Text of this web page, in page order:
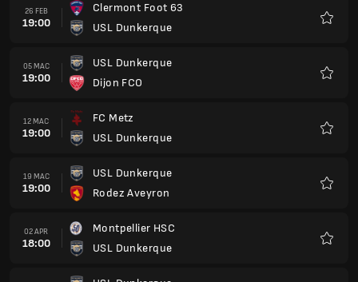
26 FEB
19:00
Clermont Foot 63
USL Dunkerque
05 MAC
19:00
USL Dunkerque
Dijon FCO
12 MAC
19:00
FC Metz
USL Dunkerque
19 MAC
19:00
USL Dunkerque
Rodez Aveyron
02 APR
18:00
Montpellier HSC
USL Dunkerque